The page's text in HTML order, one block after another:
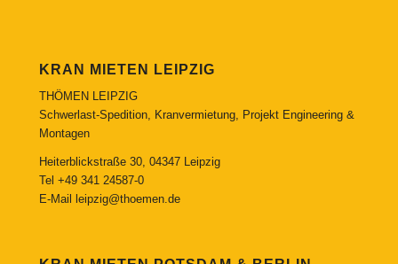
KRAN MIETEN LEIPZIG
THÖMEN LEIPZIG
Schwerlast-Spedition, Kranvermietung, Projekt Engineering &
Montagen
Heiterblickstraße 30, 04347 Leipzig
Tel +49 341 24587-0
E-Mail
leipzig@thoemen.de